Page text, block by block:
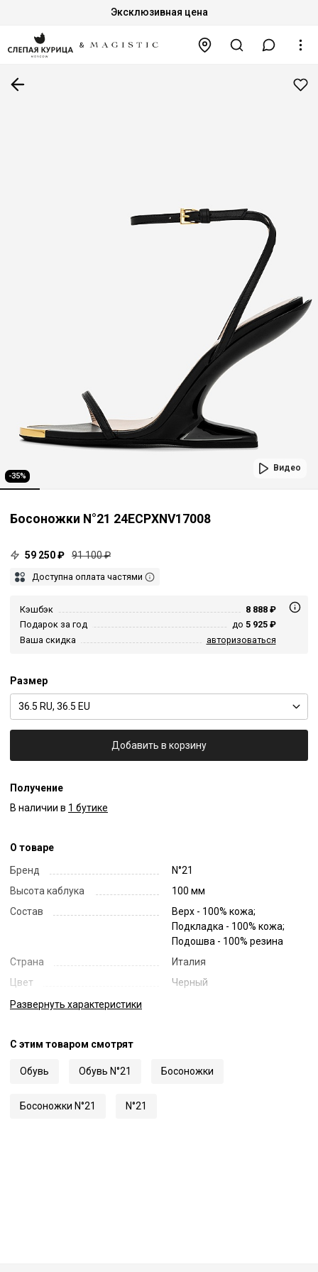
Эксклюзивная цена
-35%
Видео
Босоножки N°21 24ECPXNV17008
59 250 ₽ 91 100 ₽
Доступна оплата частями
Кэшбэк
8 888 ₽
Подарок за год
до 5 925 ₽
Ваша скидка
авторизоваться
Размер
36.5 RU, 36.5 EU
Добавить в корзину
Получение
В наличии в 1 бутике
О товаре
Бренд
N°21
Высота каблука
100 мм
Состав
Верх - 100% кожа;
Подкладка - 100% кожа;
Подошва - 100% резина
Страна
Италия
Цвет
Черный
Код
Развернуть характеристики
С этим товаром смотрят
Обувь Обувь N°21 Босоножки
Босоножки N°21 N°21